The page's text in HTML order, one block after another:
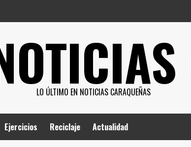
LO ÚLTIMO EN NOTICIAS CARAQUEÑAS
Ejercicios Reciclaje Actualidad